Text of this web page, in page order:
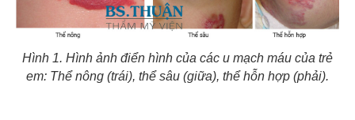
Hình 1. Hình ảnh điển hình của các u mạch máu của trẻ
em: Thể nông (trái), thể sâu (giữa), thể hỗn hợp (phải).